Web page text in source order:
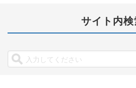
サイト内